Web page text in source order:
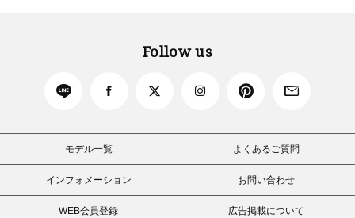
Follow us
モデル一覧 よくあるご質問
インフォメーション お問い合わせ
WEB会員登録 広告掲載について